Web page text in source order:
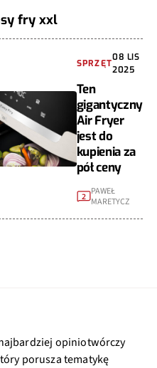
fry xxl
SPRZĘT
08 LIS
2025
Ten
gigantyczny
Air Fryer
jest do
kupienia za
pół ceny
2 PAWEŁ
MARETYCZ
opiniotwórczy
porusza tematykę